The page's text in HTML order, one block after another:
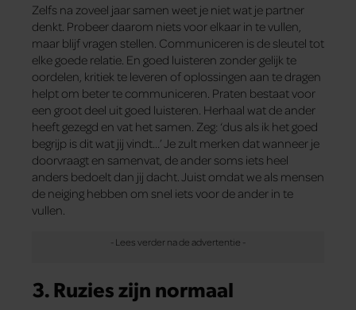
Zelfs na zoveel jaar samen weet je niet wat je partner
denkt. Probeer daarom niets voor elkaar in te vullen,
maar blijf vragen stellen. Communiceren is de sleutel tot
elke goede relatie. En goed luisteren zonder gelijk te
oordelen, kritiek te leveren of oplossingen aan te dragen
helpt om beter te communiceren. Praten bestaat voor
een groot deel uit goed luisteren. Herhaal wat de ander
heeft gezegd en vat het samen. Zeg: ‘dus als ik het goed
begrijp is dit wat jij vindt…’ Je zult merken dat wanneer je
doorvraagt en samenvat, de ander soms iets heel
anders bedoelt dan jij dacht. Juist omdat we als mensen
de neiging hebben om snel iets voor de ander in te
vullen.
3. Ruzies zijn normaal